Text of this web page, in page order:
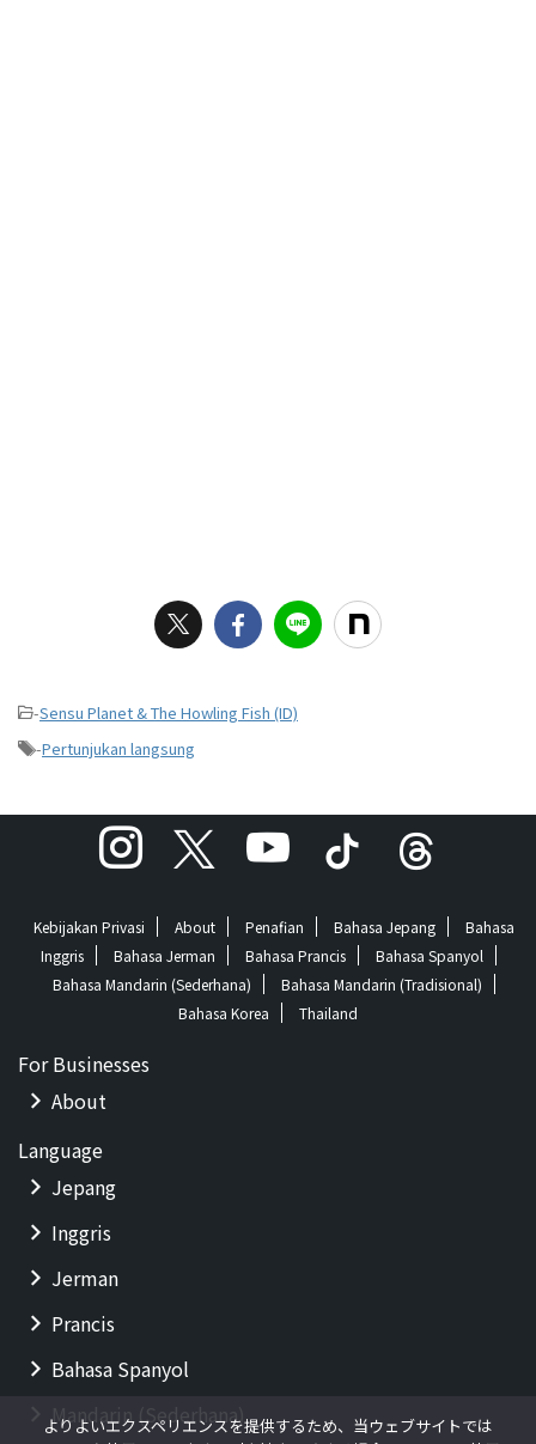
-Sensu Planet & The Howling Fish (ID)
-Pertunjukan langsung
Kebijakan Privasi About Penafian Bahasa Jepang
Bahasa
Inggris
Bahasa Jerman Bahasa Prancis
Bahasa Spanyol
Bahasa Mandarin (Sederhana)
Bahasa Mandarin (Tradisional)
Bahasa Korea
Thailand
For Businesses
About
Language
Jepang
Inggris
Jerman
Prancis
Bahasa Spanyol
Mandarin (Sederhana)
よりよいエクスペリエンスを提供するため、当ウェブサイトでは